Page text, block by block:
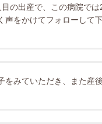
の出産で、この病院で
声をかけてフォローして
をみていただき、また産